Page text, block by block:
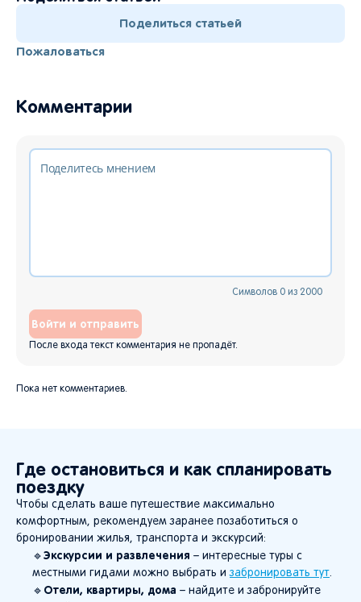
Поделиться статьей
Пожаловаться
Комментарии
Символов 0 из 2000
Войти и отправить
После входа текст комментария не пропадёт.
Пока нет комментариев.
Где остановиться и как спланировать
поездку
Чтобы сделать ваше путешествие максимально
комфортным, рекомендуем заранее позаботиться о
бронировании жилья, транспорта и экскурсий:
🔹 Экскурсии и развлечения – интересные туры с
местными гидами можно выбрать и забронировать тут.
🔹 Отели, квартиры, дома – найдите и забронируйте